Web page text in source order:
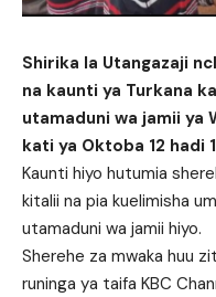
Shirika la Utangazaji
na kaunti ya Turkana
utamaduni wa jamii ya
kati ya Oktoba 12 hadi
Kaunti hiyo hutumia
kitalii na pia kuelimisha
utamaduni wa jamii hiyo.
Sherehe za mwaka huu
runinga ya taifa KBC